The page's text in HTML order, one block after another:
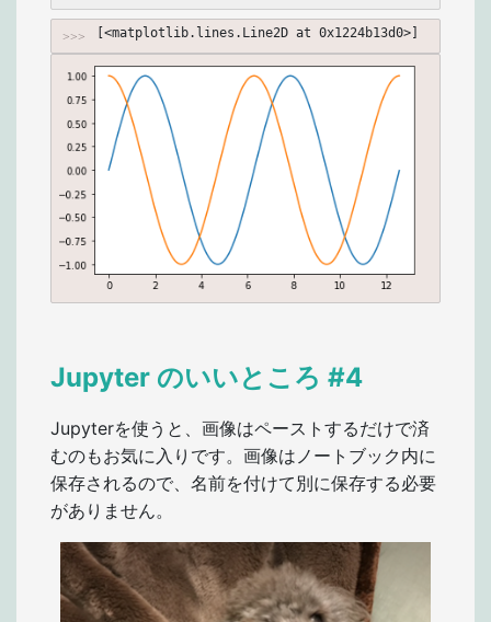
[<matplotlib.lines.Line2D at 0x1224b13d0>]
Jupyter のいいところ #4
Jupyterを使うと、画像はペーストするだけで済
むのもお気に入りです。画像はノートブック内に
保存されるので、名前を付けて別に保存する必要
がありません。